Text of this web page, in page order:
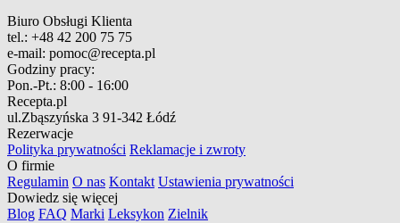
Biuro Obsługi Klienta
tel.: +48 42 200 75 75
e-mail: pomoc@recepta.pl
Godziny pracy:
Pon.-Pt.: 8:00 - 16:00
Recepta.pl
ul.Zbąszyńska 3 91-342 Łódź
Rezerwacje
Polityka prywatności Reklamacje i zwroty
O firmie
Regulamin O nas Kontakt Ustawienia prywatności
Dowiedz się więcej
Blog FAQ Marki Leksykon Zielnik